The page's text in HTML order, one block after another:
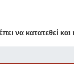
να κατατεθεί και